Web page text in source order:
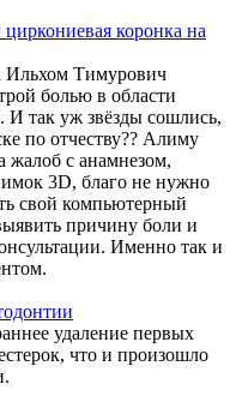
коронка на
Ильхом Тимурович
болью в области
И так уж звёзды сошлись,
по отчеству?? Алиму
жалоб с анамнезом,
3D, благо не нужно
свой компьютерный
причину боли и
Именно так и
удаление первых
что и произошло